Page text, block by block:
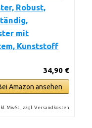
Robust,
mit
Kunststoff
34,90 €
Amazon ansehen
MwSt., zzgl. Versandkosten